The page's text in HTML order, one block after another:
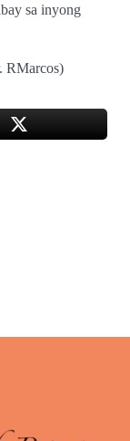
sa inyong
RMarcos)